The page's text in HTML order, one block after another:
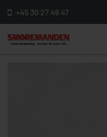
+45 30 27 46 47